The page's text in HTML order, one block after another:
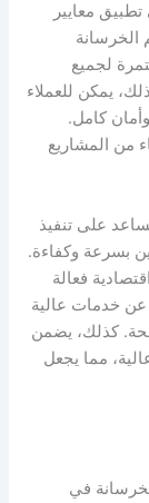
معايير
الخرسانة
لجميع
يمكن للعملاء
كامل.
من المشاريع
على تنفيذ
بسرعة وكفاءة.
فعالة
عن خدمات عالية
كذلك، يضمن
مما يجعل
في